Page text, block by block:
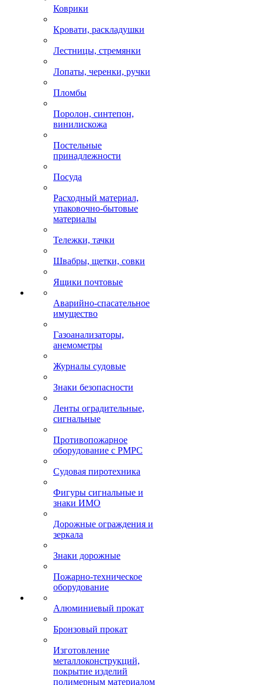
Коврики
Кровати, раскладушки
Лестницы, стремянки
Лопаты, черенки, ручки
Пломбы
Поролон, синтепон,
винилискожа
Постельные
принадлежности
Посуда
Расходный материал,
упаковочно-бытовые
материалы
Тележки, тачки
Швабры, щетки, совки
Ящики почтовые
Аварийно-спасательное
имущество
Газоанализаторы,
анемометры
Журналы судовые
Знаки безопасности
Ленты оградительные,
сигнальные
Противопожарное
оборудование с РМРС
Судовая пиротехника
Фигуры сигнальные и
знаки ИМО
Дорожные ограждения и
зеркала
Знаки дорожные
Пожарно-техническое
оборудование
Алюминиевый прокат
Бронзовый прокат
Изготовление
металлоконструкций,
покрытие изделий
полимерным материалом